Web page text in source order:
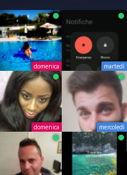
domenica martedì
domenica mercoledì